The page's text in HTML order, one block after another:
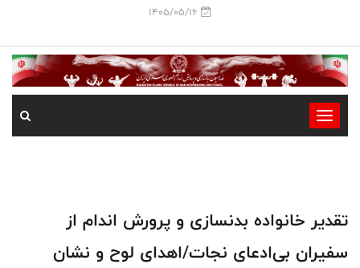
1405/05/16
-
-
-
تقدیر خانواده بدنسازی و پرورش اندام از
سفیران بی‌ادعای نجات/اهدای لوح و نشان